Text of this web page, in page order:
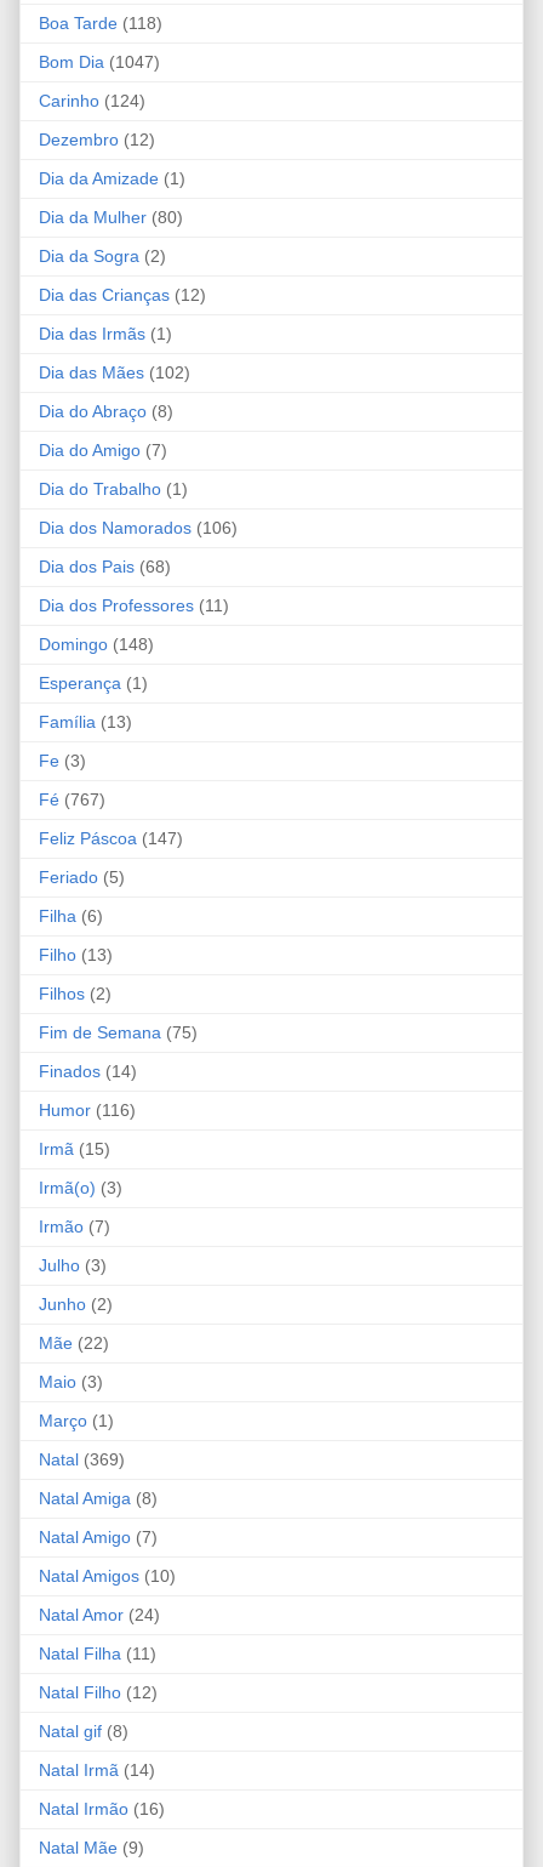
Boa Tarde (118)
Bom Dia (1047)
Carinho (124)
Dezembro (12)
Dia da Amizade (1)
Dia da Mulher (80)
Dia da Sogra (2)
Dia das Crianças (12)
Dia das Irmãs (1)
Dia das Mães (102)
Dia do Abraço (8)
Dia do Amigo (7)
Dia do Trabalho (1)
Dia dos Namorados (106)
Dia dos Pais (68)
Dia dos Professores (11)
Domingo (148)
Esperança (1)
Família (13)
Fe (3)
Fé (767)
Feliz Páscoa (147)
Feriado (5)
Filha (6)
Filho (13)
Filhos (2)
Fim de Semana (75)
Finados (14)
Humor (116)
Irmã (15)
Irmã(o) (3)
Irmão (7)
Julho (3)
Junho (2)
Mãe (22)
Maio (3)
Março (1)
Natal (369)
Natal Amiga (8)
Natal Amigo (7)
Natal Amigos (10)
Natal Amor (24)
Natal Filha (11)
Natal Filho (12)
Natal gif (8)
Natal Irmã (14)
Natal Irmão (16)
Natal Mãe (9)